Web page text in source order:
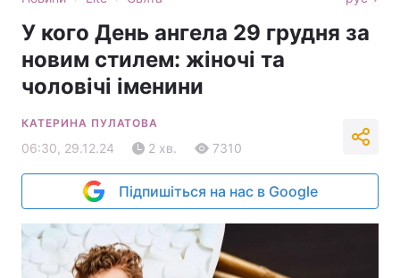
У кого День ангела 29 грудня за
новим стилем: жіночі та
чоловічі іменини
КАТЕРИНА ПУЛАТОВА
06:30, 29.12.24 2 хв. 7310
Підпишіться на нас в Google